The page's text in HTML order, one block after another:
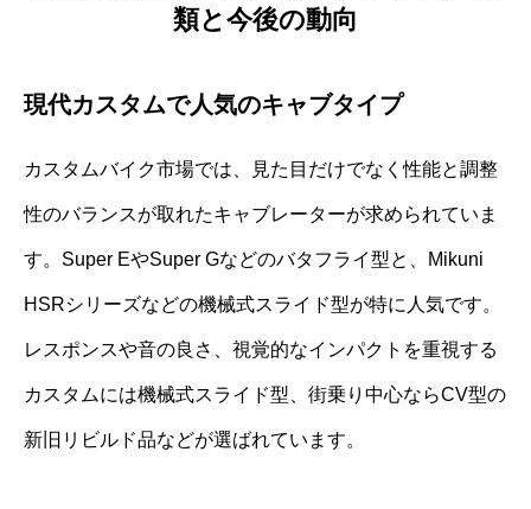
類と今後の動向
現代カスタムで人気のキャブタイプ
カスタムバイク市場では、見た目だけでなく性能と調整
性のバランスが取れたキャブレーターが求められていま
す。Super EやSuper Gなどのバタフライ型と、Mikuni
HSRシリーズなどの機械式スライド型が特に人気です。
レスポンスや音の良さ、視覚的なインパクトを重視する
カスタムには機械式スライド型、街乗り中心ならCV型の
新旧リビルド品などが選ばれています。